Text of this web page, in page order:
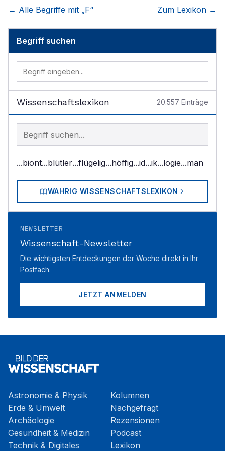
← Alle Begriffe mit „F“ Zum Lexikon →
Begriff suchen
Wissenschaftslexikon 20.557 Einträge
Begriff im Lexikon suchen
...biont...blütler...flügelig...höffig...id...ik...logie...man
WAHRIG WISSENSCHAFTSLEXIKON
NEWSLETTER
Wissenschaft-Newsletter
Die wichtigsten Entdeckungen der Woche direkt in Ihr
Postfach.
JETZT ANMELDEN
Astronomie & Physik
Erde & Umwelt
Archäologie
Gesundheit & Medizin
Technik & Digitales
Kolumnen
Nachgefragt
Rezensionen
Podcast
Lexikon